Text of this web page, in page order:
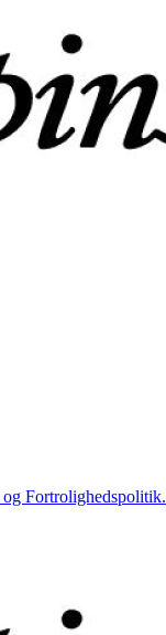
Fortrolighedspolitik.